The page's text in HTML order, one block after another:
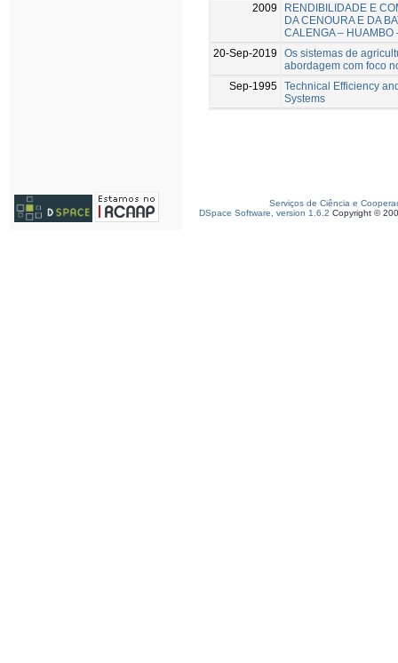
2009
RENDIBILIDADE E
DA CENOURA E DA
CALENGA – HUAMBO
20-Sep-2019
Os sistemas de
abordagem com foco
Sep-1995 Technical Efficiency
Systems
Serviços de Ciência e
DSpace Software, version 1.6.2 Copyright ©